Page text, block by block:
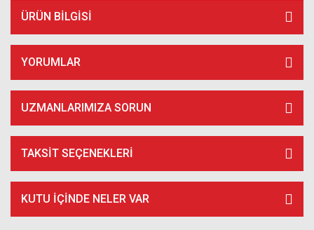
ÜRÜN BILGISI
YORUMLAR
UZMANLARIMIZA SORUN
TAKSIT SEÇENEKLERI
KUTU İÇİNDE NELER VAR